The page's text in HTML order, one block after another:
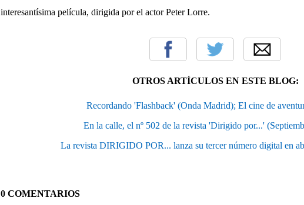
interesantísima película, dirigida por el actor Peter Lorre.
OTROS ARTÍCULOS EN ESTE BLOG:
Recordando 'Flashback' (Onda Madrid); El cine de
En la calle, el nº 502 de la revista 'Dirigido por...'
La revista DIRIGIDO POR... lanza su tercer número digital en
0 COMENTARIOS